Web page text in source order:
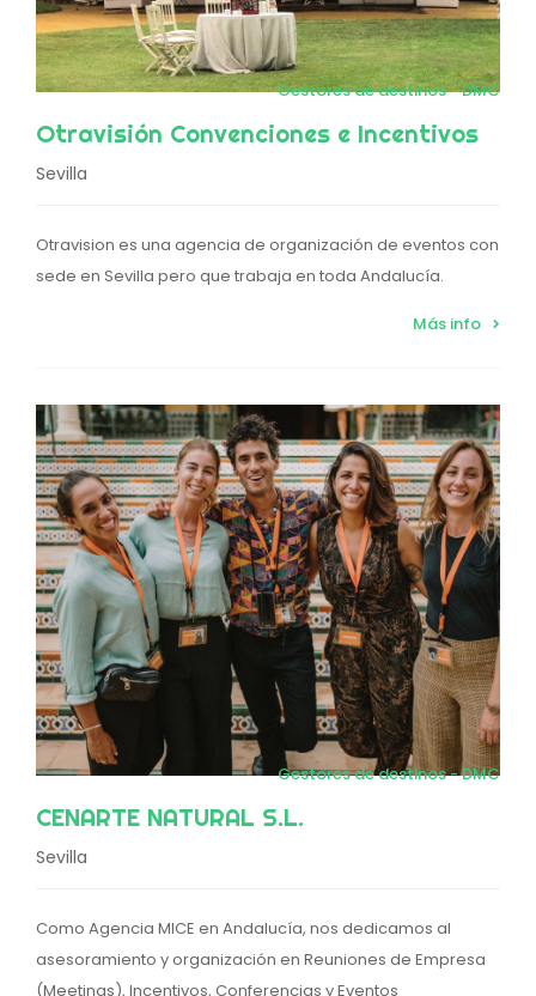
Gestores de destinos - DMC
Otravisión Convenciones e Incentivos
Sevilla
Otravision es una agencia de organización de eventos con
sede en Sevilla pero que trabaja en toda Andalucía.
Más info
Gestores de destinos - DMC
CENARTE NATURAL S.L.
Sevilla
Como Agencia MICE en Andalucía, nos dedicamos al
asesoramiento y organización en Reuniones de Empresa
(Meetings), Incentivos, Conferencias y Eventos